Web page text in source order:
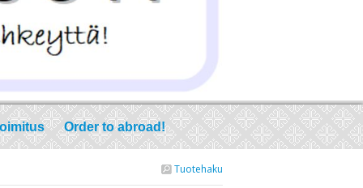
Order to abroad!
Tuotehaku